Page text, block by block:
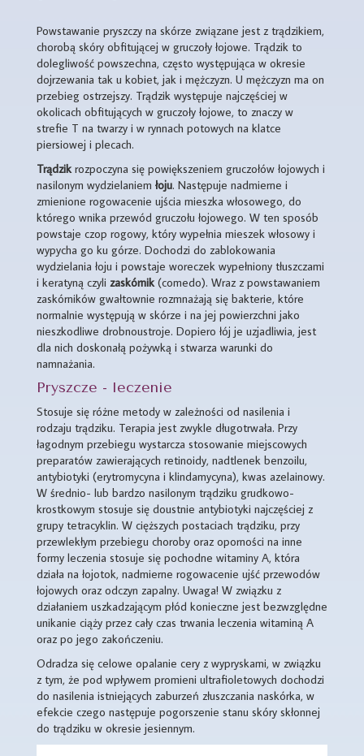
Powstawanie pryszczy na skórze związane jest z trądzikiem,
chorobą skóry obfitującej w gruczoły łojowe. Trądzik to
dolegliwość powszechna, często występująca w okresie
dojrzewania tak u kobiet, jak i mężczyzn. U mężczyzn ma on
przebieg ostrzejszy. Trądzik występuje najczęściej w
okolicach obfitujących w gruczoły łojowe, to znaczy w
strefie T na twarzy i w rynnach potowych na klatce
piersiowej i plecach.
Trądzikrozpoczyna się powiększeniem gruczołów łojowych i
nasilonym wydzielaniem łoju. Następuje nadmierne i
zmienione rogowacenie ujścia mieszka włosowego, do
którego wnika przewód gruczołu łojowego. W ten sposób
powstaje czop rogowy, który wypełnia mieszek włosowy i
wypycha go ku górze. Dochodzi do zablokowania
wydzielania łoju i powstaje woreczek wypełniony tłuszczami
i keratyną czyli zaskórnik(comedo). Wraz z powstawaniem
zaskórników gwałtownie rozmnażają się bakterie, które
normalnie występują w skórze i na jej powierzchni jako
nieszkodliwe drobnoustroje. Dopiero łój je uzjadliwia, jest
dla nich doskonałą pożywką i stwarza warunki do
namnażania.
Pryszcze - leczenie
Stosuje się różne metody w zależności od nasilenia i
rodzaju trądziku. Terapia jest zwykle długotrwała. Przy
łagodnym przebiegu wystarcza stosowanie miejscowych
preparatów zawierających retinoidy, nadtlenek benzoilu,
antybiotyki (erytromycyna i klindamycyna), kwas azelainowy.
W średnio- lub bardzo nasilonym trądziku grudkowo-
krostkowym stosuje się doustnie antybiotyki najczęściej z
grupy tetracyklin. W cięższych postaciach trądziku, przy
przewlekłym przebiegu choroby oraz oporności na inne
formy leczenia stosuje się pochodne witaminy A, która
działa na łojotok, nadmierne rogowacenie ujść przewodów
łojowych oraz odczyn zapalny. Uwaga! W związku z
działaniem uszkadzającym płód konieczne jest bezwzględne
unikanie ciąży przez cały czas trwania leczenia witaminą A
oraz po jego zakończeniu.
Odradza się celowe opalanie cery z wypryskami, w związku
z tym, że pod wpływem promieni ultrafioletowych dochodzi
do nasilenia istniejących zaburzeń złuszczania naskórka, w
efekcie czego następuje pogorszenie stanu skóry skłonnej
do trądziku w okresie jesiennym.